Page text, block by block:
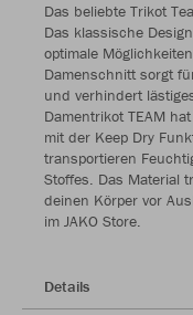
Das beliebte Trikot
Das klassische
optimale
Damenschnitt sorgt
und verhindert
Damentrikot TEAM
mit der Keep Dry
transportieren
Stoffes. Das Material
deinen Körper vor
im JAKO Store.
Details